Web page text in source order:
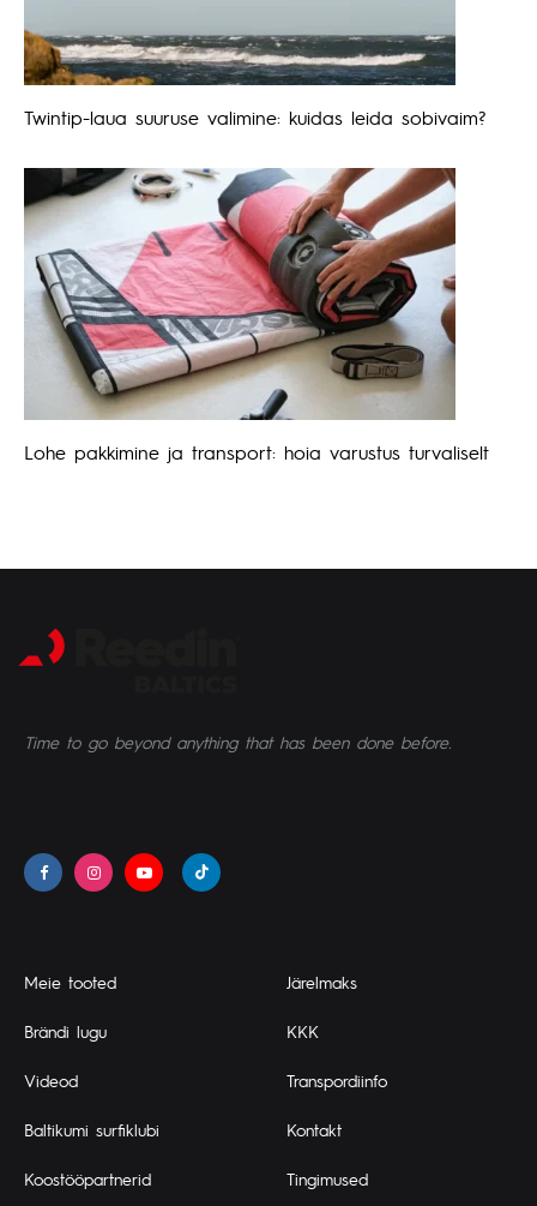
Twintip-laua suuruse valimine: kuidas leida sobivaim?
Lohe pakkimine ja transport: hoia varustus turvaliselt
Time to go beyond anything that has been done before.
Meie tooted
Brändi lugu
Videod
Baltikumi surfiklubi
Koostööpartnerid
Järelmaks
KKK
Transpordiinfo
Kontakt
Tingimused